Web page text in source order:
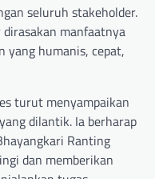
seluruh stakeholder.
manfaatnya
yang humanis, cepat,
turut menyampaikan
dilantik. Ia berharap
Ranting
dan memberikan